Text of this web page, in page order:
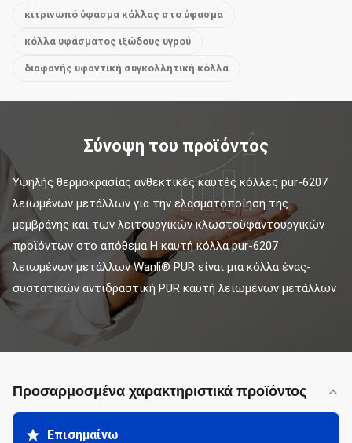
κιτρινωπό ύφασμα κόλλας στο ύφασμα
κόλλα υφάσματος ιξώδους υγρού
διαφανής υφαντική συγκολλητική κόλλα
Σύνοψη του προϊόντος
Υψηλής θερμοκρασίας ανθεκτικές καυτές κόλλες pur-6207
λειωμένων μετάλλων για την ελασματοποίηση της
μεμβράνης και των λειτουργικών κλωστοϋφαντουργικών
προϊόντων στο απόθεμα Η καυτή κόλλα pur-6207
λειωμένων μετάλλων Wanli® PUR είναι μια κόλλα ένας-
συστατικών αντιδραστική PUR καυτή λειωμένων μετάλλων
...
Προσαρμοσμένα χαρακτηριστικά προϊόντος
Επισημαίνω